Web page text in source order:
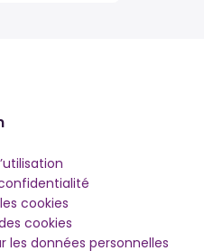
cookies
cookies
les données personnelles